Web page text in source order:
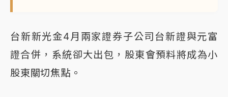
台新新光金4月兩家證券子公司台新證與元富
證合併，系統卻大出包，股東會預料將成為小
股東關切焦點。